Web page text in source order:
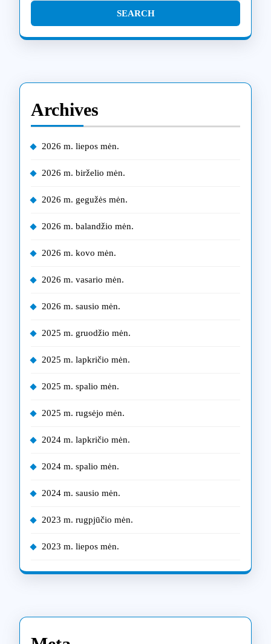
Archives
2026 m. liepos mėn.
2026 m. birželio mėn.
2026 m. gegužės mėn.
2026 m. balandžio mėn.
2026 m. kovo mėn.
2026 m. vasario mėn.
2026 m. sausio mėn.
2025 m. gruodžio mėn.
2025 m. lapkričio mėn.
2025 m. spalio mėn.
2025 m. rugsėjo mėn.
2024 m. lapkričio mėn.
2024 m. spalio mėn.
2024 m. sausio mėn.
2023 m. rugpjūčio mėn.
2023 m. liepos mėn.